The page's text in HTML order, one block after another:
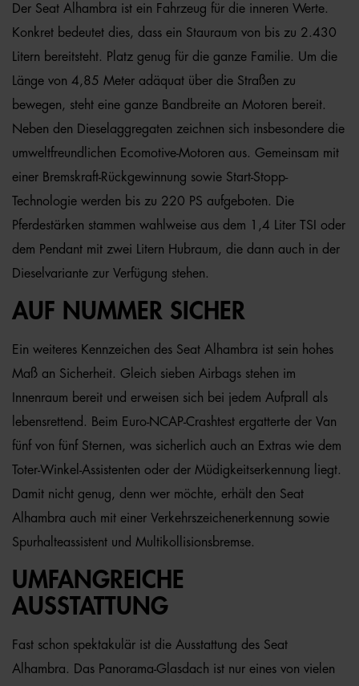
Der Seat Alhambra ist ein Fahrzeug für die inneren Werte.
Konkret bedeutet dies, dass ein Stauraum von bis zu 2.430
Litern bereitsteht. Platz genug für die ganze Familie. Um die
Länge von 4,85 Meter adäquat über die Straßen zu
bewegen, steht eine ganze Bandbreite an Motoren bereit.
Neben den Dieselaggregaten zeichnen sich insbesondere die
umweltfreundlichen Ecomotive-Motoren aus. Gemeinsam mit
einer Bremskraft-Rückgewinnung sowie Start-Stopp-
Technologie werden bis zu 220 PS aufgeboten. Die
Pferdestärken stammen wahlweise aus dem 1,4 Liter TSI oder
dem Pendant mit zwei Litern Hubraum, die dann auch in der
Dieselvariante zur Verfügung stehen.
AUF NUMMER SICHER
Ein weiteres Kennzeichen des Seat Alhambra ist sein hohes
Maß an Sicherheit. Gleich sieben Airbags stehen im
Innenraum bereit und erweisen sich bei jedem Aufprall als
lebensrettend. Beim Euro-NCAP-Crashtest ergatterte der Van
fünf von fünf Sternen, was sicherlich auch an Extras wie dem
Toter-Winkel-Assistenten oder der Müdigkeitserkennung liegt.
Damit nicht genug, denn wer möchte, erhält den Seat
Alhambra auch mit einer Verkehrszeichenerkennung sowie
Spurhalteassistent und Multikollisionsbremse.
UMFANGREICHE
AUSSTATTUNG
Fast schon spektakulär ist die Ausstattung des Seat
Alhambra. Das Panorama-Glasdach ist nur eines von vielen